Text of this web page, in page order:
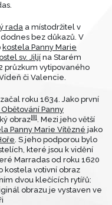
rada a místodržitel v
bez důkazů. V
kostela Panny Marie
sv. Jiljí na Starém
průzkum vytipovaného
či Valencie.
roku 1634. Jako první
Panny
obraz[8]. Mezi jeho větší
Panny Marie Vítězné jako
. S jeho podporou bylo
které jsou k vidění
Marradas od roku 1620
kostela votivní obraz
dvou klečících rytířů:
obrazu je vystaven ve